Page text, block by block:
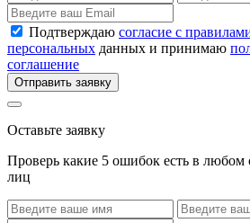
Подтверждаю согласие с
персональных данных и принимаю
соглашение
Отправить заявку
Оставьте заявку
Проверь какие 5 ошибок есть в
лиц